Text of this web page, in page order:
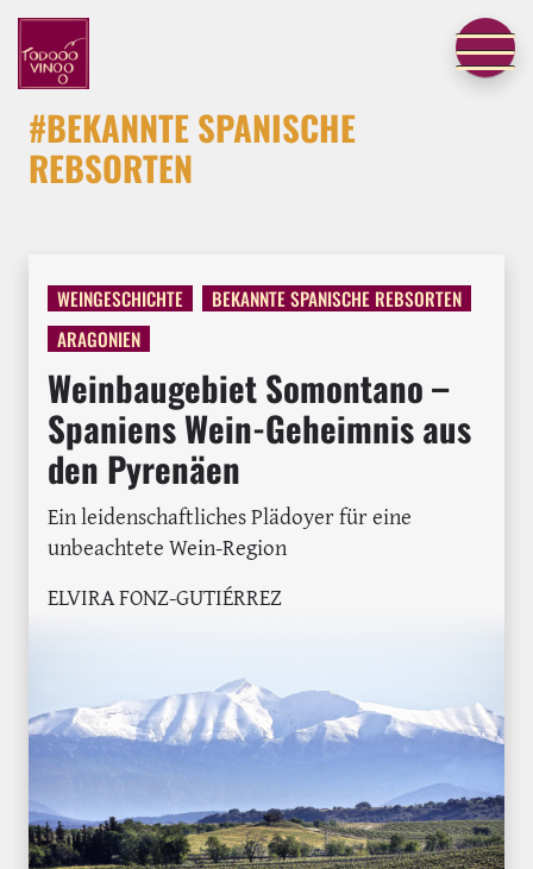
#BEKANNTE SPANISCHE
REBSORTEN
WEINGESCHICHTE
BEKANNTE SPANISCHE REBSORTEN
ARAGONIEN
Weinbaugebiet Somontano –
Spaniens Wein-Geheimnis aus
den Pyrenäen
Ein leidenschaftliches Plädoyer für eine
unbeachtete Wein-Region
ELVIRA FONZ-GUTIÉRREZ